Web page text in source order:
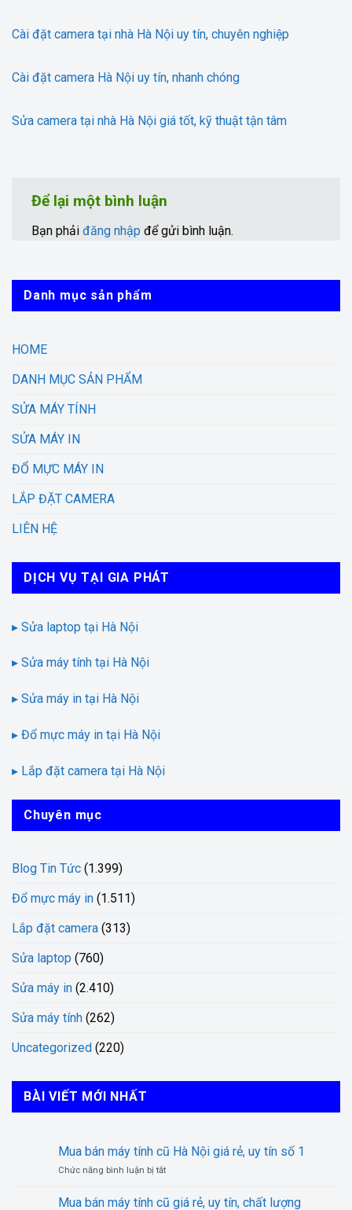
Cài đặt camera tại nhà Hà Nội uy tín, chuyên nghiệp
Cài đặt camera Hà Nội uy tín, nhanh chóng
Sửa camera tại nhà Hà Nội giá tốt, kỹ thuật tận tâm
Để lại một bình luận
Bạn phải đăng nhập để gửi bình luận.
Danh mục sản phẩm
HOME
DANH MỤC SẢN PHẨM
SỬA MÁY TÍNH
SỬA MÁY IN
ĐỔ MỰC MÁY IN
LẮP ĐẶT CAMERA
LIÊN HỆ
DỊCH VỤ TẠI GIA PHÁT
▸ Sửa laptop tại Hà Nội
▸ Sửa máy tính tại Hà Nội
▸ Sửa máy in tại Hà Nội
▸ Đổ mực máy in tại Hà Nội
▸ Lắp đặt camera tại Hà Nội
Chuyên mục
Blog Tin Tức (1.399)
Đổ mực máy in (1.511)
Lắp đặt camera (313)
Sửa laptop (760)
Sửa máy in (2.410)
Sửa máy tính (262)
Uncategorized (220)
BÀI VIẾT MỚI NHẤT
Mua bán máy tính cũ Hà Nội giá rẻ, uy tín số 1
Chức năng bình luận bị tắtở
bán
Mua bán máy tính cũ giá rẻ, uy tín, chất lượng